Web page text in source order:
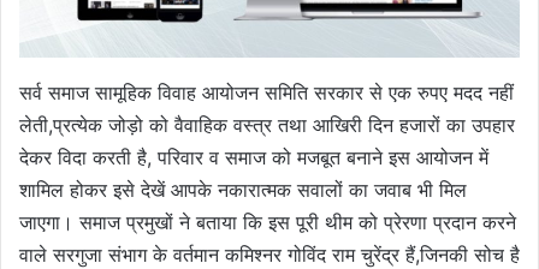
सर्व समाज सामूहिक विवाह आयोजन समिति सरकार से एक रुपए मदद नहीं
लेती,प्रत्येक जोड़ो को वैवाहिक वस्त्र तथा आखिरी दिन हजारों का उपहार
देकर विदा करती है, परिवार व समाज को मजबूत बनाने इस आयोजन में
शामिल होकर इसे देखें आपके नकारात्मक सवालों का जवाब भी मिल
जाएगा। समाज प्रमुखों ने बताया कि इस पूरी थीम को प्रेरणा प्रदान करने
वाले सरगुजा संभाग के वर्तमान कमिश्नर गोविंद राम चुरेंद्र हैं,जिनकी सोच है